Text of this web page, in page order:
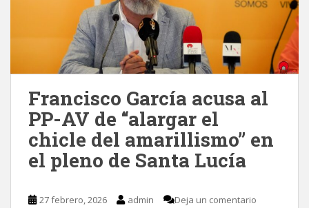
Francisco García acusa al
PP-AV de “alargar el
chicle del amarillismo” en
el pleno de Santa Lucía
27 febrero, 2026 admin Deja un comentario